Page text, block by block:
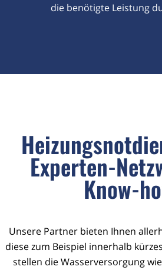
die benötigte Leistung
Experten-
Know-
Unsere Partner bieten Ihnen
diese zum Beispiel innerhalb
stellen die Wasserversorgung